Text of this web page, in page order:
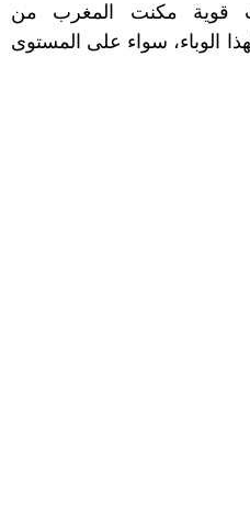
قوية مكنت المغرب من
الوباء، سواء على المستوى